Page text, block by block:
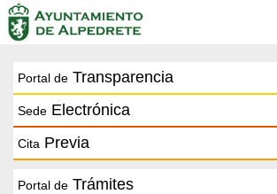
Portal de Transparencia
Sede Electrónica
Cita Previa
Portal de Trámites